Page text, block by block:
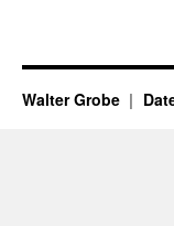
Walter Grobe